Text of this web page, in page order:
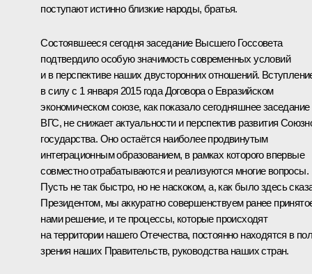
поступают истинно близкие народы, братья.
Состоявшееся сегодня заседание Высшего Госсовета
подтвердило особую значимость современных условий
и в перспективе наших двусторонних отношений.
в силу с 1 января 2015 года Договора о Евразийском
экономическом союзе, как показало сегодняшнее заседание
ВГС, не снижает актуальности и перспектив развития
государства. Оно остаётся наиболее продвинутым
интеграционным образованием, в рамках которого впервые
совместно отрабатываются и реализуются многие вопросы.
Пусть не так быстро, но не наскоком, а, как было здесь
Президентом, мы аккуратно совершенствуем ранее
нами решение, и те процессы, которые происходят
на территории нашего Отечества, постоянно находятся в
зрения наших Правительств, руководства наших стран.